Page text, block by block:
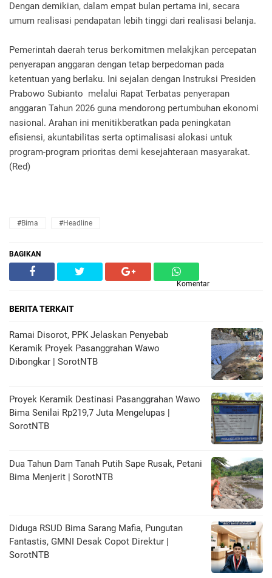
Dengan demikian, dalam empat bulan pertama ini, secara
umum realisasi pendapatan lebih tinggi dari realisasi belanja.
Pemerintah daerah terus berkomitmen melakjkan percepatan
penyerapan anggaran dengan tetap berpedoman pada
ketentuan yang berlaku. Ini sejalan dengan Instruksi Presiden
Prabowo Subianto melalui Rapat Terbatas penyerapan
anggaran Tahun 2026 guna mendorong pertumbuhan ekonomi
nasional. Arahan ini menitikberatkan pada peningkatan
efisiensi, akuntabilitas serta optimalisasi alokasi untuk
program-program prioritas demi kesejahteraan masyarakat.
(Red)
#Bima #Headline
BAGIKAN
Komentar
BERITA TERKAIT
Ramai Disorot, PPK Jelaskan Penyebab
Keramik Proyek Pasanggrahan Wawo
Dibongkar | SorotNTB
Proyek Keramik Destinasi Pasanggrahan Wawo
Bima Senilai Rp219,7 Juta Mengelupas |
SorotNTB
Dua Tahun Dam Tanah Putih Sape Rusak, Petani
Bima Menjerit | SorotNTB
Diduga RSUD Bima Sarang Mafia, Pungutan
Fantastis, GMNI Desak Copot Direktur |
SorotNTB